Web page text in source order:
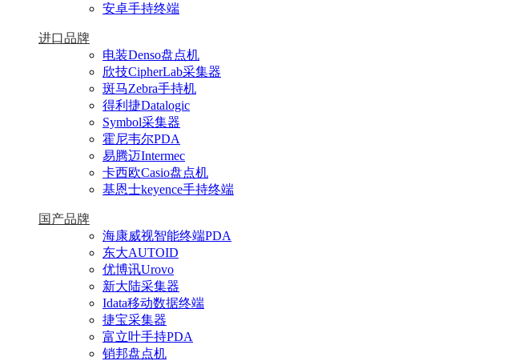
安卓手持终端
进口品牌
电装Denso盘点机
欣技CipherLab采集器
斑马Zebra手持机
得利捷Datalogic
Symbol采集器
霍尼韦尔PDA
易腾迈Intermec
卡西欧Casio盘点机
基恩士keyence手持终端
国产品牌
海康威视智能终端PDA
东大AUTOID
优博讯Urovo
新大陆采集器
Idata移动数据终端
捷宝采集器
富立叶手持PDA
销邦盘点机